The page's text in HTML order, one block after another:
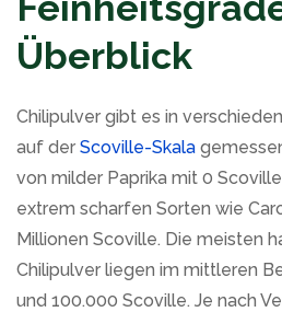
Überblick
Chilipulver gibt es in
auf der Scoville-Skala
von milder Paprika mit 0
extrem scharfen Sorten wie
Millionen Scoville. Die meisten
Chilipulver liegen im mittleren
und 100.000 Scoville. Je nach